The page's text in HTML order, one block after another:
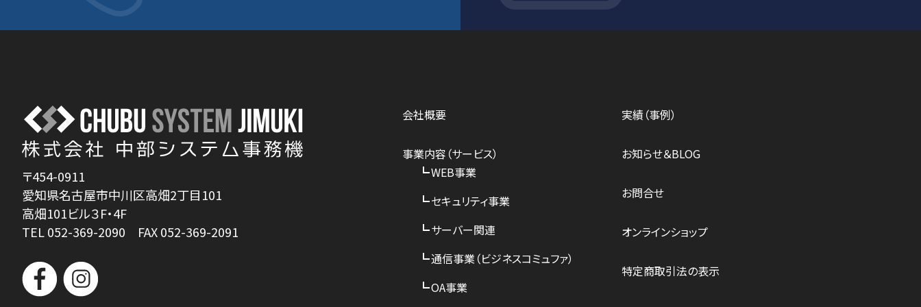
〒454-0911
愛知県名古屋市中川区高畑2丁目101
高畑101ビル３F・4F
TEL 052-369-2090 FAX 052-369-2091
会社概要
事業内容（サービス）
WEB事業
セキュリティ事業
サーバー関連
通信事業（ビジネスコミュファ）
OA事業
実績（事例）
お知らせ＆BLOG
お問合せ
オンラインショップ
特定商取引法の表示